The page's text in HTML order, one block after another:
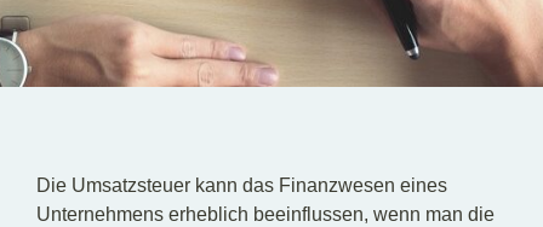
DE
EN
Die Umsatzsteuer kann das Finanzwesen eines
Unternehmens erheblich beeinflussen, wenn man die